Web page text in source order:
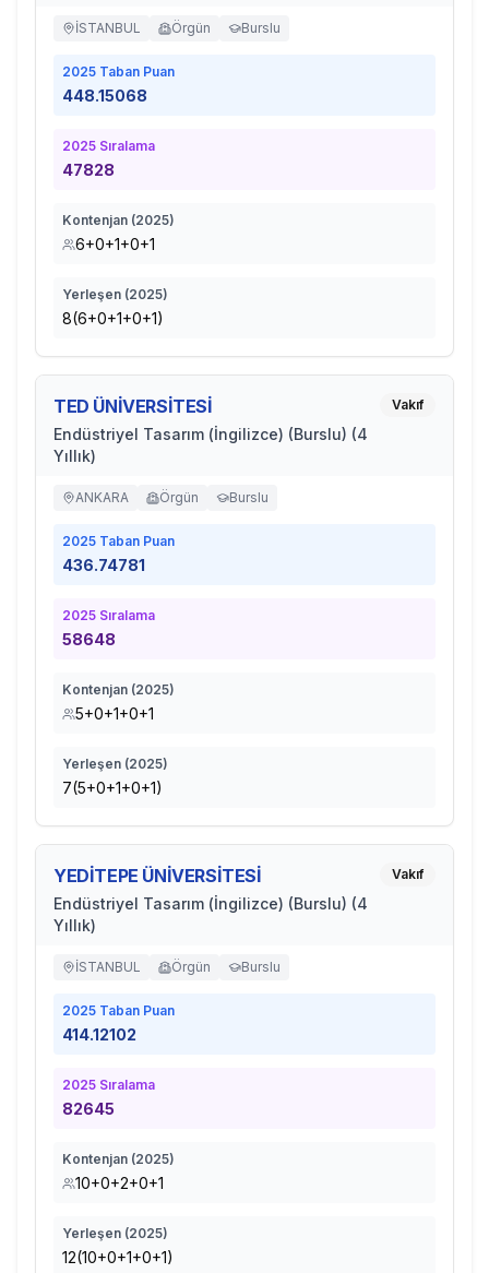
İSTANBUL Örgün Burslu
2025 Taban Puan
448.15068
2025 Sıralama
47828
Kontenjan (2025)
6+0+1+0+1
Yerleşen (2025)
8(6+0+1+0+1)
TED ÜNİVERSİTESİ
Endüstriyel Tasarım (İngilizce) (Burslu) (4
Yıllık)
Vakıf
ANKARA Örgün Burslu
2025 Taban Puan
436.74781
2025 Sıralama
58648
Kontenjan (2025)
5+0+1+0+1
Yerleşen (2025)
7(5+0+1+0+1)
YEDİTEPE ÜNİVERSİTESİ
Endüstriyel Tasarım (İngilizce) (Burslu) (4
Yıllık)
Vakıf
İSTANBUL Örgün Burslu
2025 Taban Puan
414.12102
2025 Sıralama
82645
Kontenjan (2025)
10+0+2+0+1
Yerleşen (2025)
12(10+0+1+0+1)